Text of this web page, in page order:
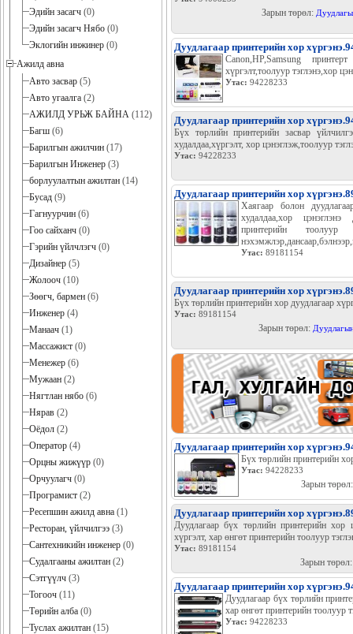
Эдийн засагч (0)
Эдийн засагч Нябо (0)
Эклогийн инжинер (0)
Ажилд авна
Авто засвар (5)
Авто угаалга (2)
АЖИЛД УРЬЖ БАЙНА (112)
Багш (6)
Барилгын ажилчин (17)
Барилгын Инженер (3)
борлуулалтын ажилтан (14)
Бусад (9)
Гагнуурчин (6)
Гоо сайханч (0)
Гэрийн үйлчлэгч (0)
Дизайнер (5)
Жолооч (10)
Зөөгч, бармен (6)
Инженер (4)
Манаач (1)
Массажист (0)
Менежер (6)
Мужаан (2)
Нягтлан нябо (6)
Нярав (2)
Оёдол (2)
Оператор (4)
Орцны жижүүр (0)
Орчуулагч (0)
Програмист (2)
Ресепшин ажилд авна (1)
Ресторан, үйлчилгээ (3)
Сантехникийн инженер (0)
Судалгааны ажилтан (2)
Сэтгүүлч (3)
Тогооч (11)
Төрийн алба (0)
Туслах ажилтан (15)
Зарын төрөл:
Дуудлагаар принтерийн хор
Canon,HP,Samsung
хүргэлт,тоолуур тэглэнэ,хор
Утас: 94228233
Дуудлагаар принтерийн хор
Бүх төрлийн принтерийн засвар
худалдаа,хүргэлт, хор цэнэглэж,тоолуур
Утас: 94228233
Дуудлагаар принтерийн хор
Хаягаар болон
худалдаа,хор цэнэглэнэ
принтерийн
Утас: 89181154
Дуудлагаар принтерийн хор
Бүх төрлийн принтерийн хор дуудлагаар
Утас: 89181154
Зарын төрөл:
Дуудлагаар принтерийн хор
Бүх төрлийн принтерийн
Утас: 94228233
Зарын
Дуудлагаар принтерийн хор
Дуудлагаар бүх төрлийн принтерийн хор
хүргэлт, хар өнгөт принтерийн тоолуур
Утас: 89181154
Зарын
Дуудлагаар принтерийн хор
Дуудлагаар бүх төрлийн
хар өнгөт принтерийн тоолуур
Утас: 94228233